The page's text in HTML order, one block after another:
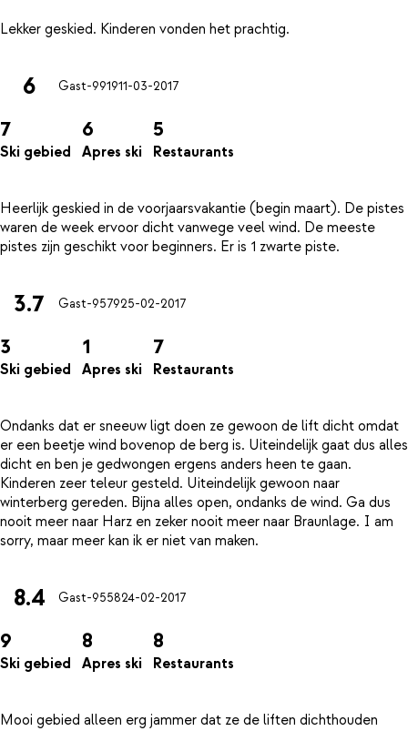
6 Gast-991911-03-2017
7
Ski gebied
6
Apres ski
5
Restaurants
Heerlijk geskied in de voorjaarsvakantie (begin maart). De pistes
waren de week ervoor dicht vanwege veel wind. De meeste
3.7 Gast-957925-02-2017
3
Ski gebied
1
Apres ski
7
Restaurants
Ondanks dat er sneeuw ligt doen ze gewoon de lift dicht omdat
er een beetje wind bovenop de berg is. Uiteindelijk gaat dus alles
dicht en ben je gedwongen ergens anders heen te gaan.
Kinderen zeer teleur gesteld. Uiteindelijk gewoon naar
winterberg gereden. Bijna alles open, ondanks de wind. Ga dus
nooit meer naar Harz en zeker nooit meer naar Braunlage. I am
8.4 Gast-955824-02-2017
9
Ski gebied
8
Apres ski
8
Restaurants
Mooi gebied alleen erg jammer dat ze de liften dichthouden